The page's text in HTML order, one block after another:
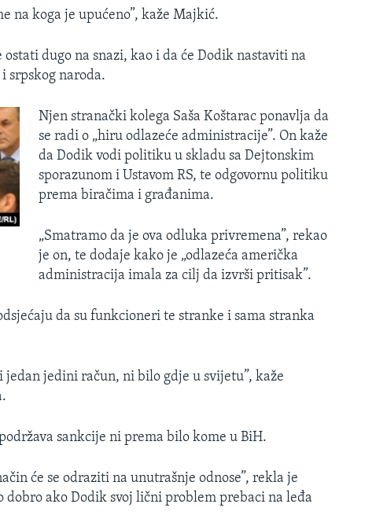
na koga je upućeno”, kaže Majkić.
dugo na snazi, kao i da će Dodik nastaviti na
srpskog naroda.
Njen stranački kolega Saša Koštarac ponavlja da
se radi o „hiru odlazeće administracije”. On kaže
da Dodik vodi politiku u skladu sa Dejtonskim
sporazunom i Ustavom RS, te odgovornu politiku
prema biračima i građanima.
„Smatramo da je ova odluka privremena”, rekao
je on, te dodaje kako je „odlazeća američka
administracija imala za cilj da izvrši pritisak”.
da su funkcioneri te stranke i sama stranka
jedini račun, ni bilo gdje u svijetu”, kaže
sankcije ni prema bilo kome u BiH.
će se odraziti na unutrašnje odnose”, rekla je
dobro ako Dodik svoj lični problem prebaci na leđa